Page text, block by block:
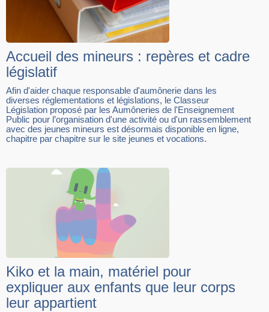
Accueil des mineurs : repères et cadre
législatif
Afin d'aider chaque responsable d'aumônerie dans les
diverses réglementations et législations, le Classeur
Législation proposé par les Aumôneries de l'Enseignement
Public pour l’organisation d'une activité ou d'un rassemblement
avec des jeunes mineurs est désormais disponible en ligne,
chapitre par chapitre sur le site jeunes et vocations.
Kiko et la main, matériel pour
expliquer aux enfants que leur corps
leur appartient